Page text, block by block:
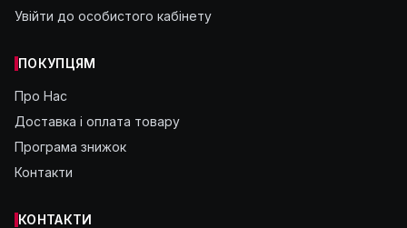
Увійти до особистого кабінету
ПОКУПЦЯМ
Про Нас
Доставка і оплата товару
Програма знижок
Контакти
КОНТАКТИ